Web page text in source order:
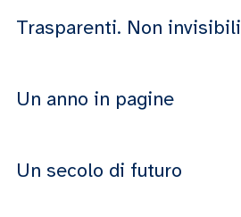
Trasparenti. Non invisibili
Un anno in pagine
Un secolo di futuro